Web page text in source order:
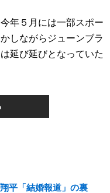
年５月には一部スポー
しながらジューンブラ
延び延びとなっていた
平「結婚報道」の裏